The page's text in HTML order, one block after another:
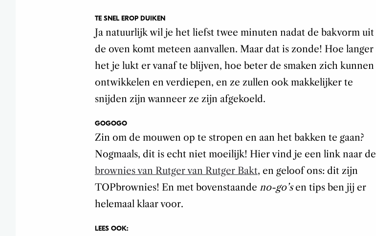
TE SNEL EROP DUIKEN
Ja natuurlijk wil je het liefst twee minuten nadat de bakvorm uit
de oven komt meteen aanvallen. Maar dat is zonde! Hoe langer
het je lukt er vanaf te blijven, hoe beter de smaken zich kunnen
ontwikkelen en verdiepen, en ze zullen ook makkelijker te
snijden zijn wanneer ze zijn afgekoeld.
GOGOGO
Zin om de mouwen op te stropen en aan het bakken te gaan?
Nogmaals, dit is echt niet moeilijk! Hier vind je een link naar de
brownies van Rutger van Rutger Bakt, en geloof ons: dit zijn
TOPbrownies! En met bovenstaande no-go’sen tips ben jij er
helemaal klaar voor.
LEES OOK: